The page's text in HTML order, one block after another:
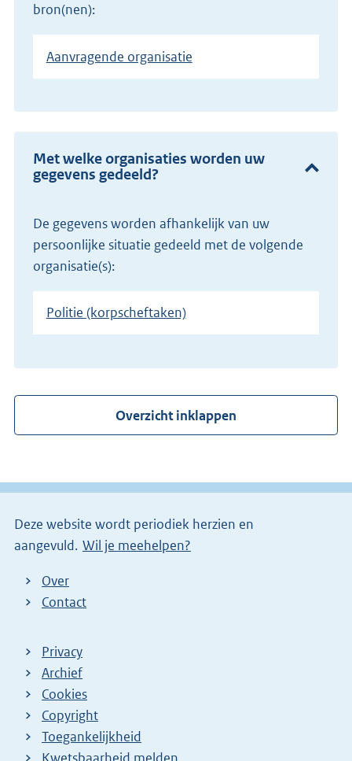
bron(nen):
Aanvragende organisatie
Met welke organisaties worden uw
gegevens gedeeld?
De gegevens worden afhankelijk van uw
persoonlijke situatie gedeeld met de volgende
organisatie(s):
Politie (korpscheftaken)
Overzicht inklappen
Deze website wordt periodiek herzien en
aangevuld. Wil je meehelpen?
Over
Contact
Privacy
Archief
Cookies
Copyright
Toegankelijkheid
Kwetsbaarheid melden